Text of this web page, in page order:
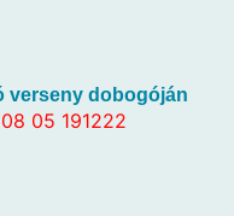
verseny dobogóján